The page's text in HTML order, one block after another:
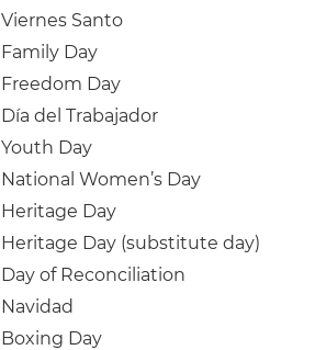
Viernes Santo
Family Day
Freedom Day
Día del Trabajador
Youth Day
National Women’s Day
Heritage Day
Heritage Day (substitute day)
Day of Reconciliation
Navidad
Boxing Day